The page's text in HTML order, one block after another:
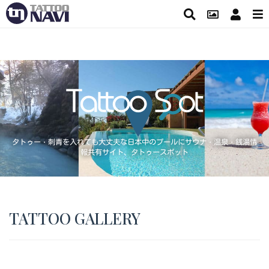
タトゥー・刺青を入れても大丈夫な日本中のプールにサウナ・温泉・銭湯情
報共有サイト、タトゥースポット
TATTOO GALLERY